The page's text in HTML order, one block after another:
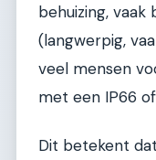
behuizing,
(langwerpig,
veel mensen
met een IP66
Dit betekent